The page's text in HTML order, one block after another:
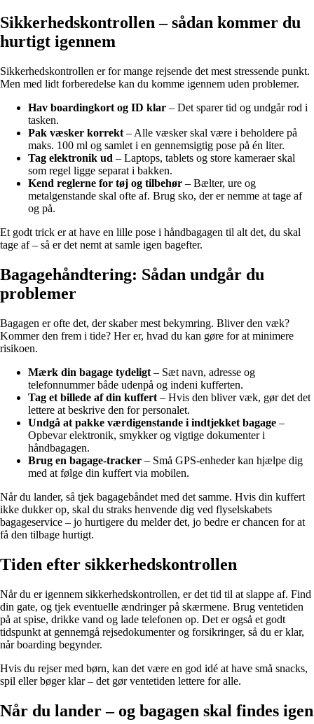
Sikkerhedskontrollen – sådan kommer du
hurtigt igennem
Sikkerhedskontrollen er for mange rejsende det mest stressende punkt.
Men med lidt forberedelse kan du komme igennem uden problemer.
Hav boardingkort og ID klar – Det sparer tid og undgår rod i
tasken.
Pak væsker korrekt – Alle væsker skal være i beholdere på
maks. 100 ml og samlet i en gennemsigtig pose på én liter.
Tag elektronik ud – Laptops, tablets og store kameraer skal
som regel ligge separat i bakken.
Kend reglerne for tøj og tilbehør – Bælter, ure og
metalgenstande skal ofte af. Brug sko, der er nemme at tage af
og på.
Et godt trick er at have en lille pose i håndbagagen til alt det, du skal
tage af – så er det nemt at samle igen bagefter.
Bagagehåndtering: Sådan undgår du
problemer
Bagagen er ofte det, der skaber mest bekymring. Bliver den væk?
Kommer den frem i tide? Her er, hvad du kan gøre for at minimere
risikoen.
Mærk din bagage tydeligt – Sæt navn, adresse og
telefonnummer både udenpå og indeni kufferten.
Tag et billede af din kuffert – Hvis den bliver væk, gør det det
lettere at beskrive den for personalet.
Undgå at pakke værdigenstande i indtjekket bagage –
Opbevar elektronik, smykker og vigtige dokumenter i
håndbagagen.
Brug en bagage-tracker – Små GPS-enheder kan hjælpe dig
med at følge din kuffert via mobilen.
Når du lander, så tjek bagagebåndet med det samme. Hvis din kuffert
ikke dukker op, skal du straks henvende dig ved flyselskabets
bagageservice – jo hurtigere du melder det, jo bedre er chancen for at
få den tilbage hurtigt.
Tiden efter sikkerhedskontrollen
Når du er igennem sikkerhedskontrollen, er det tid til at slappe af. Find
din gate, og tjek eventuelle ændringer på skærmene. Brug ventetiden
på at spise, drikke vand og lade telefonen op. Det er også et godt
tidspunkt at gennemgå rejsedokumenter og forsikringer, så du er klar,
når boarding begynder.
Hvis du rejser med børn, kan det være en god idé at have små snacks,
spil eller bøger klar – det gør ventetiden lettere for alle.
Når du lander – og bagagen skal findes igen